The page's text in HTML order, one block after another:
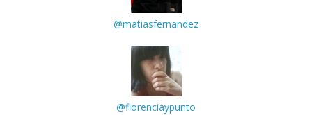
@matiasfernandez
@florenciaypunto